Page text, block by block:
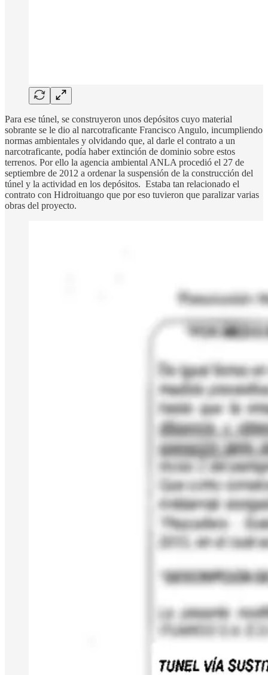
Para ese túnel, se construyeron unos depósitos cuyo material
sobrante se le dio al narcotraficante Francisco Angulo, incumpliendo
normas ambientales y olvidando que, al darle el contrato a un
narcotraficante, podía haber extinción de dominio sobre estos
terrenos. Por ello la agencia ambiental ANLA procedió el 27 de
septiembre de 2012 a ordenar la suspensión de la construcción del
túnel y la actividad en los depósitos. Estaba tan relacionado el
contrato con Hidroituango que por eso tuvieron que paralizar varias
obras del proyecto.